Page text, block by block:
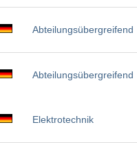
Abteilungsübergreifend
Abteilungsübergreifend
Elektrotechnik